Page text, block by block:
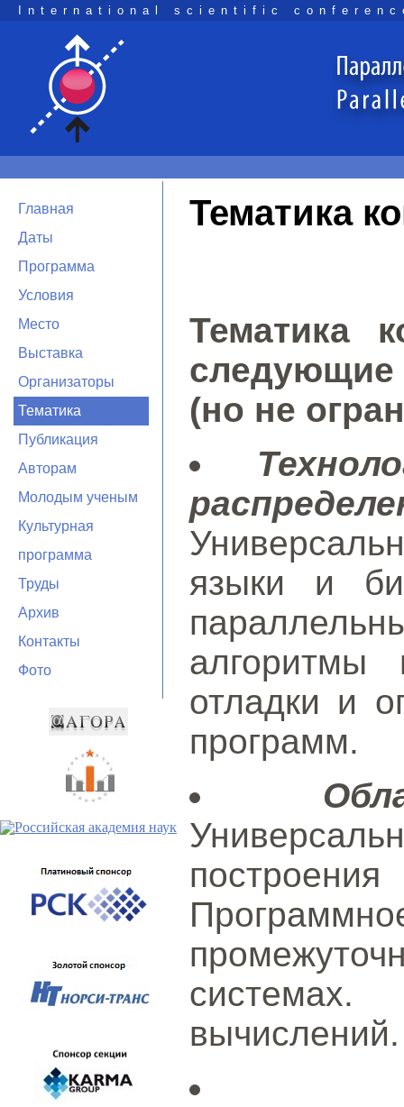
International scientific
Главная
Даты
Программа
Условия
Место
Выставка
Организаторы
Тематика
Публикация
Авторам
Молодым ученым
Культурная
программа
Труды
Архив
Контакты
Фото
Тематика
Тематика
(но не
языки и
алгоритмы
отладки и
программ.
вычислений.